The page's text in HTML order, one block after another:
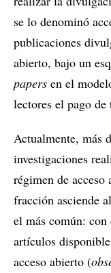
se lo denominó
publicaciones
abierto, bajo un
papers en el
lectores el pago
Actualmente, más
investigaciones
régimen de
fracción asciende
el más común: con
artículos
acceso abierto (